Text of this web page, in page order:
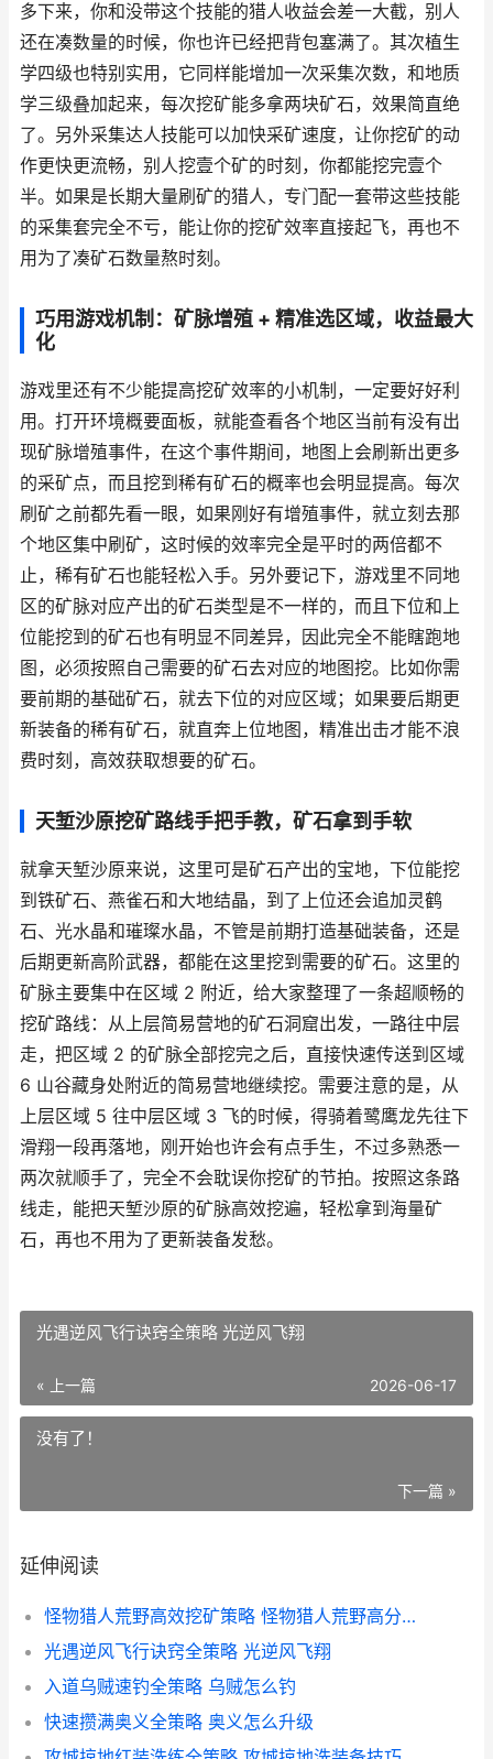
多下来，你和没带这个技能的猎人收益会差一大截，别人
还在凑数量的时候，你也许已经把背包塞满了。其次植生
学四级也特别实用，它同样能增加一次采集次数，和地质
学三级叠加起来，每次挖矿能多拿两块矿石，效果简直绝
了。另外采集达人技能可以加快采矿速度，让你挖矿的动
作更快更流畅，别人挖壹个矿的时刻，你都能挖完壹个
半。如果是长期大量刷矿的猎人，专门配一套带这些技能
的采集套完全不亏，能让你的挖矿效率直接起飞，再也不
用为了凑矿石数量熬时刻。
巧用游戏机制：矿脉增殖 + 精准选区域，收益最大
化
游戏里还有不少能提高挖矿效率的小机制，一定要好好利
用。打开环境概要面板，就能查看各个地区当前有没有出
现矿脉增殖事件，在这个事件期间，地图上会刷新出更多
的采矿点，而且挖到稀有矿石的概率也会明显提高。每次
刷矿之前都先看一眼，如果刚好有增殖事件，就立刻去那
个地区集中刷矿，这时候的效率完全是平时的两倍都不
止，稀有矿石也能轻松入手。另外要记下，游戏里不同地
区的矿脉对应产出的矿石类型是不一样的，而且下位和上
位能挖到的矿石也有明显不同差异，因此完全不能瞎跑地
图，必须按照自己需要的矿石去对应的地图挖。比如你需
要前期的基础矿石，就去下位的对应区域；如果要后期更
新装备的稀有矿石，就直奔上位地图，精准出击才能不浪
费时刻，高效获取想要的矿石。
天堑沙原挖矿路线手把手教，矿石拿到手软
就拿天堑沙原来说，这里可是矿石产出的宝地，下位能挖
到铁矿石、燕雀石和大地结晶，到了上位还会追加灵鹤
石、光水晶和璀璨水晶，不管是前期打造基础装备，还是
后期更新高阶武器，都能在这里挖到需要的矿石。这里的
矿脉主要集中在区域 2 附近，给大家整理了一条超顺畅的
挖矿路线：从上层简易营地的矿石洞窟出发，一路往中层
走，把区域 2 的矿脉全部挖完之后，直接快速传送到区域
6 山谷藏身处附近的简易营地继续挖。需要注意的是，从
上层区域 5 往中层区域 3 飞的时候，得骑着鹭鹰龙先往下
滑翔一段再落地，刚开始也许会有点手生，不过多熟悉一
两次就顺手了，完全不会耽误你挖矿的节拍。按照这条路
线走，能把天堑沙原的矿脉高效挖遍，轻松拿到海量矿
石，再也不用为了更新装备发愁。
光遇逆风飞行诀窍全策略 光逆风飞翔
« 上一篇 2026-06-17
没有了！
下一篇 »
延伸阅读
怪物猎人荒野高效挖矿策略 怪物猎人荒野高分辨率纹理包
光遇逆风飞行诀窍全策略 光逆风飞翔
入道乌贼速钓全策略 乌贼怎么钓
快速攒满奥义全策略 奥义怎么升级